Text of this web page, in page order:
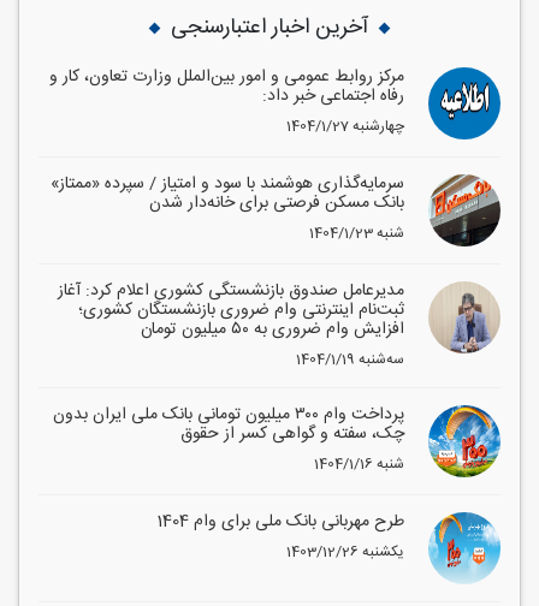
آخرین اخبار اعتبارسنجی
مرکز روابط عمومی و امور بین‌الملل وزارت تعاون، کار و
رفاه اجتماعی خبر داد:
1404/1/27 چهارشنبه
سرمایه‌گذاری هوشمند با سود و امتیاز / سپرده «ممتاز»
بانک مسکن فرصتی برای خانه‌دار شدن
1404/1/23 شنبه
مدیرعامل صندوق بازنشستگی کشوری اعلام کرد: آغاز
ثبت‌نام اینترنتی وام ضروری بازنشستگان کشوری؛
افزایش وام ضروری به ۵۰ میلیون تومان
1404/1/19 سه‌شنبه
پرداخت وام ۳۰۰ میلیون تومانی بانک ملی ایران بدون
چک، سفته و گواهی کسر از حقوق
1404/1/16 شنبه
طرح مهربانی بانک ملی برای وام 1404
1403/12/26 یکشنبه